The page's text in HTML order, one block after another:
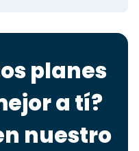
planes
a tí?
nuestro